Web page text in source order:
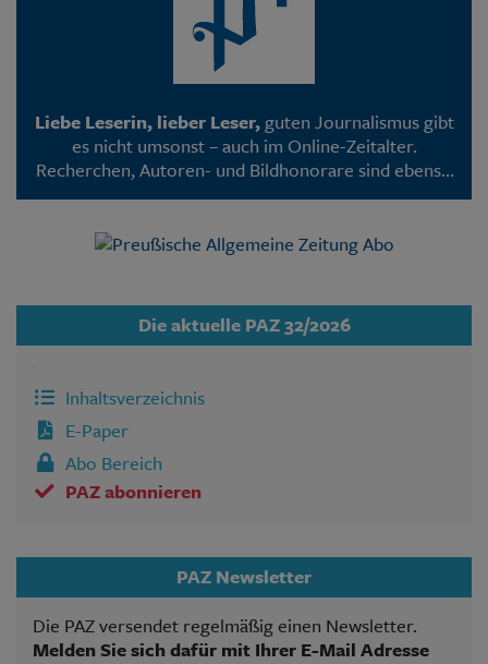
Liebe Leserin, lieber Leser,guten Journalismus gibt
es nicht umsonst – auch im Online-Zeitalter.
Recherchen, Autoren- und Bildhonorare sind ebenso
mit Kosten verbunden wie die Programmierung
wie inzwischen bei den meisten Medien – nur noch
Die aktuelle PAZ 32/2026
Inhaltsverzeichnis
E-Paper
Abo Bereich
PAZ abonnieren
PAZ Newsletter
Die PAZ versendet regelmäßig einen Newsletter.
Melden Sie sich dafür mit Ihrer E-Mail Adresse